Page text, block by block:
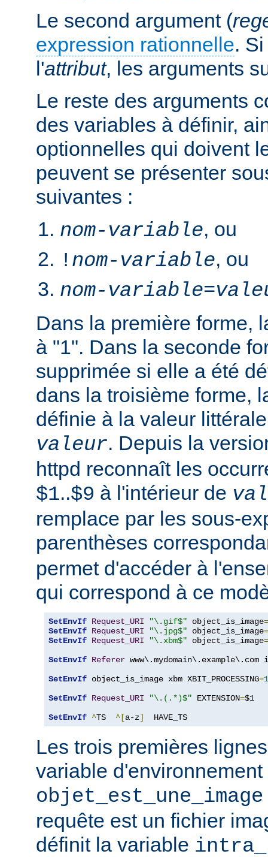
Le second argument (
expression rationnelle.
l'attribut, les arguments
Le reste des arguments
des variables à définir,
optionnelles qui doivent
peuvent se présenter
suivantes :
nom-variable, ou
! nom-variable, ou
nom-variable=
Dans la première forme,
à "1". Dans la seconde
supprimée si elle a été
dans la troisième forme,
définie à la valeur
valeur. Depuis la
httpd reconnaît les
$1..$9 à l'intérieur de
remplace par les sous-
parenthèses
permet d'accéder à
qui correspond à ce
SetEnvIf Request_URI "\.gif$" object_is_image=
SetEnvIf Request_URI "\.jpg$" object_is_image=
SetEnvIf Request_URI "\.xbm$" object_is_image=
SetEnvIf Referer
SetEnvIf object_is_image xbm XBIT_PROCESSING=1
SetEnvIf Request_URI "\.(.*)$" EXTENSION=$1
SetEnvIf ^TS ^[a-z]
  HAVE_TS
Les trois premières
variable d'environnement
objet_est_une_image
requête est un fichier
définit la variable